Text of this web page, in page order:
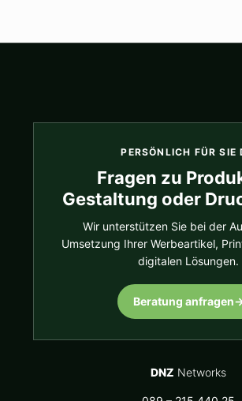
PERSÖNLICH FÜR SIE
Fragen zu
Gestaltung oder
Wir unterstützen Sie bei der
Umsetzung Ihrer Werbeartikel,
digitalen Lösungen.
Beratung anfragen
DNZ Networks